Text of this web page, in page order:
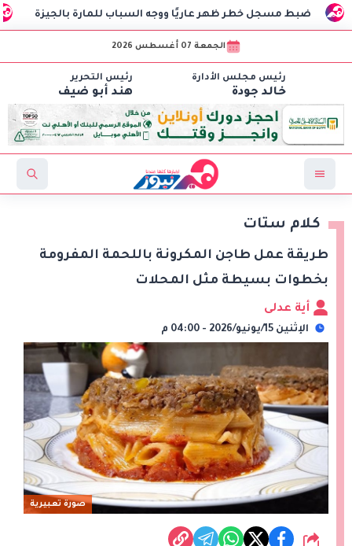
ضبط مسجل خطر ظهر عاريًا ووجه السباب للمارة بالجيزة
الجمعة 07 أغسطس 2026
رئيس مجلس الأدارة
خالد جودة
رئيس التحرير
هند أبو ضيف
كلام ستات
طريقة عمل طاجن المكرونة باللحمة المفرومة
بخطوات بسيطة مثل المحلات
أية عدلى
الإثنين 15/يونيو/2026 - 04:00 م
صورة تعبيرية
شارك